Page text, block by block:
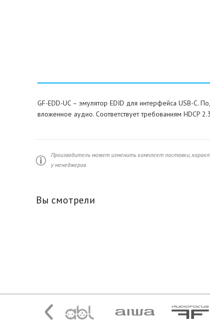
GF-EDD-UC – эмулятор EDID для интерфейса USB-C.
вложенное аудио. Соответствует требованиям HDCP
Производитель может изменить комплект поставки,
у менеджеров.
Вы смотрели